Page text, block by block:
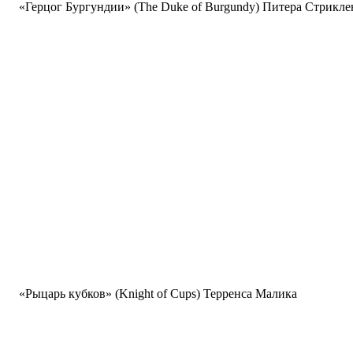
«Герцог Бургундии» (The Duke of Burgundy) Питера
«Рыцарь кубков» (Knight of Cups) Терренса Малика